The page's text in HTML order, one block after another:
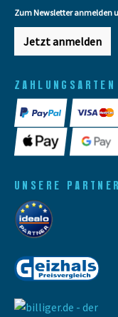
Zum Newsletter anmelden
Jetzt anmelden
ZAHLUNGSARTEN
UNSERE PARTNER